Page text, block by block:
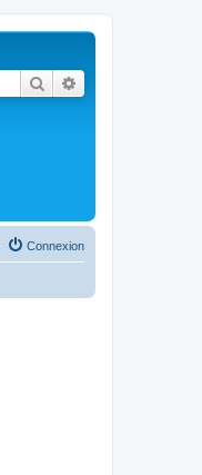
Rechercher
Connexion